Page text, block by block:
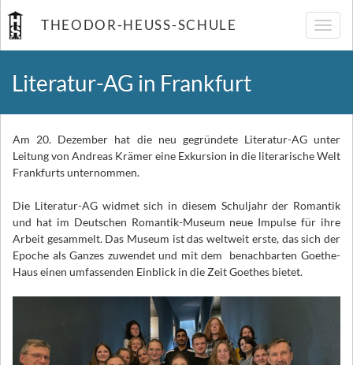
THEODOR-HEUSS-SCHULE
Literatur-AG in Frankfurt
Am 20. Dezember hat die neu gegründete Literatur-AG unter
Leitung von Andreas Krämer eine Exkursion in die literarische Welt
Frankfurts unternommen.
Die Literatur-AG widmet sich in diesem Schuljahr der Romantik
und hat im Deutschen Romantik-Museum neue Impulse für ihre
Arbeit gesammelt. Das Museum ist das weltweit erste, das sich der
Epoche als Ganzes zuwendet und mit dem benachbarten Goethe-
Haus einen umfassenden Einblick in die Zeit Goethes bietet.